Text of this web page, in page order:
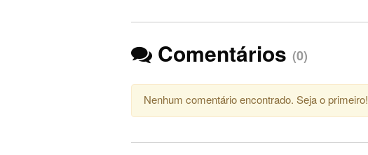
Comentários (0)
Nenhum comentário encontrado. Seja o primeiro!